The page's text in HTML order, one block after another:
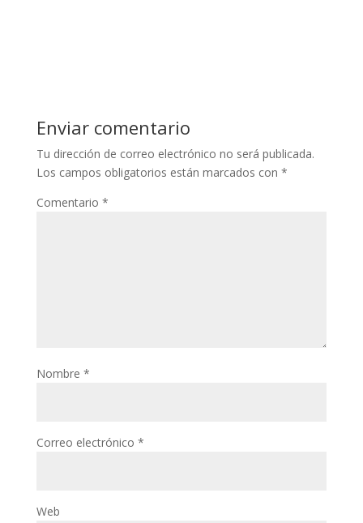
Enviar comentario
Tu dirección de correo electrónico no será publicada.
Los campos obligatorios están marcados con *
Comentario *
Nombre *
Correo electrónico *
Web